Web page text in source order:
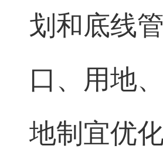
划和底线
口、用地
地制宜优